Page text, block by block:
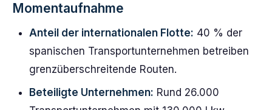
Momentaufnahme
Anteil der internationalen Flotte: 40 % der
spanischen Transportunternehmen betreiben
grenzüberschreitende Routen.
Beteiligte Unternehmen: Rund 26.000